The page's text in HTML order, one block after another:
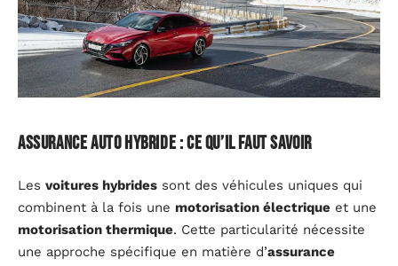
Assurance auto hybride : ce qu’il faut savoir
Les voitures hybrides sont des véhicules uniques qui
combinent à la fois une motorisation électrique et une
motorisation thermique. Cette particularité nécessite
une approche spécifique en matière d’assurance